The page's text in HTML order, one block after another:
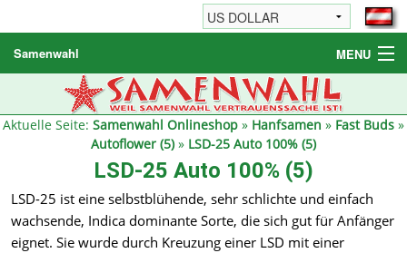
Samenwahl MENU
Hanfsamen
Weitere Produkte
Reseller
Aktuelle Seite: Samenwahl Onlineshop » Hanfsamen » Fast Buds »
Autoflower (5)» LSD-25 Auto 100% (5)
LSD-25 Auto 100% (5)
LSD-25 ist eine selbstblühende, sehr schlichte und einfach
wachsende, Indica dominante Sorte, die sich gut für Anfänger
eignet. Sie wurde durch Kreuzung einer LSD mit einer